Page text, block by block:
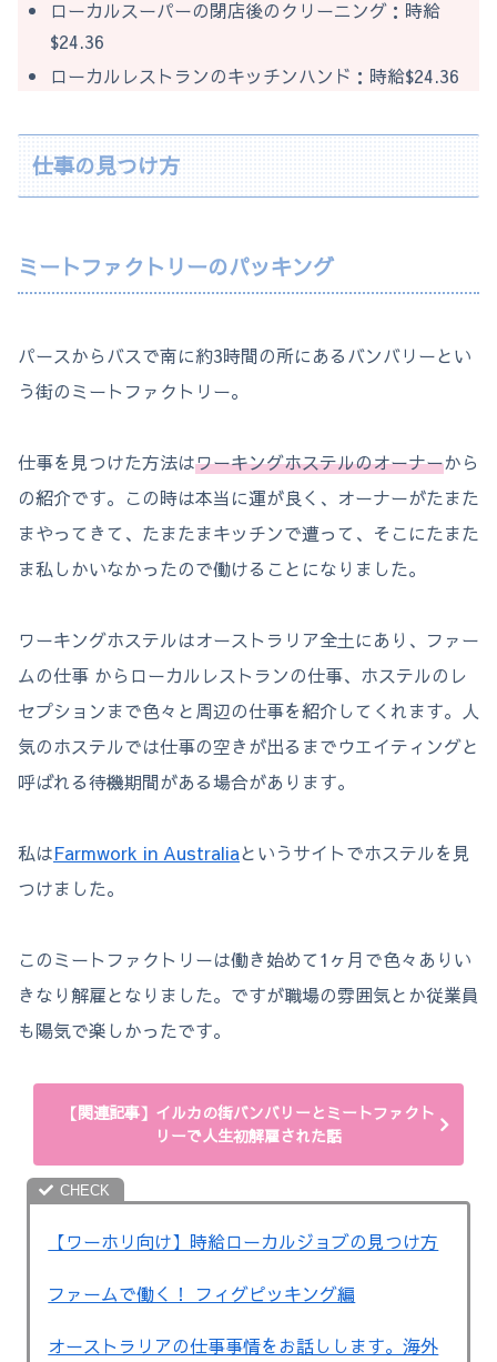
ローカルスーパーの閉店後のクリーニング：時給
$24.36
ローカルレストランのキッチンハンド：時給$24.36
仕事の見つけ方
ミートファクトリーのパッキング
パースからバスで南に約3時間の所にあるバンバリーとい
う街のミートファクトリー。
仕事を見つけた方法はワーキングホステルのオーナーから
の紹介です。この時は本当に運が良く、オーナーがたまた
まやってきて、たまたまキッチンで遭って、そこにたまた
ま私しかいなかったので働けることになりました。
ワーキングホステルはオーストラリア全土にあり、ファー
ムの仕事 からローカルレストランの仕事、ホステルのレ
セプションまで色々と周辺の仕事を紹介してくれます。人
気のホステルでは仕事の空きが出るまでウエイティングと
呼ばれる待機期間がある場合があります。
私はFarmwork in Australiaというサイトでホステルを見
つけました。
このミートファクトリーは働き始めて1ヶ月で色々ありい
きなり解雇となりました。ですが職場の雰囲気とか従業員
も陽気で楽しかったです。
【関連記事】イルカの街バンバリーとミートファクト
リーで人生初解雇された話
【ワーホリ向け】時給ローカルジョブの見つけ方
ファームで働く！ フィグピッキング編
オーストラリアの仕事事情をお話しします。海外